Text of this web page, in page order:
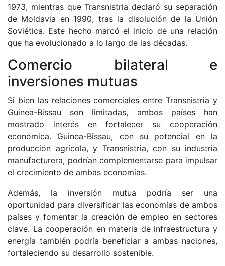
1973, mientras que Transnistria declaró su separación
de Moldavia en 1990, tras la disolución de la Unión
Soviética. Este hecho marcó el inicio de una relación
que ha evolucionado a lo largo de las décadas.
Comercio bilateral e
inversiones mutuas
Si bien las relaciones comerciales entre Transnistria y
Guinea-Bissau son limitadas, ambos países han
mostrado interés en fortalecer su cooperación
económica. Guinea-Bissau, con su potencial en la
producción agrícola, y Transnistria, con su industria
manufacturera, podrían complementarse para impulsar
el crecimiento de ambas economías.
Además, la inversión mutua podría ser una
oportunidad para diversificar las economías de ambos
países y fomentar la creación de empleo en sectores
clave. La cooperación en materia de infraestructura y
energía también podría beneficiar a ambas naciones,
fortaleciendo su desarrollo sostenible.